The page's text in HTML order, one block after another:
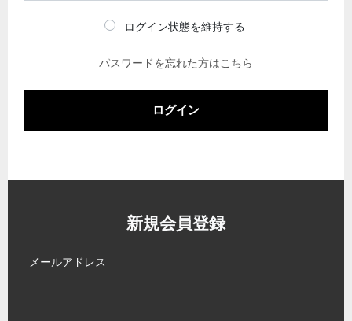
ログイン状態を維持する
パスワードを忘れた方はこちら
ログイン
新規会員登録
メールアドレス